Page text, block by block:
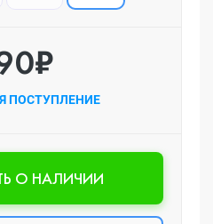
ПОСТУПЛЕНИЕ
О НАЛИЧИИ